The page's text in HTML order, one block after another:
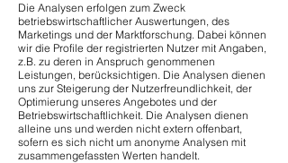
Die Analysen erfolgen zum Zweck
betriebswirtschaftlicher Auswertungen, des
Marketings und der Marktforschung. Dabei können
wir die Profile der registrierten Nutzer mit Angaben,
z.B. zu deren in Anspruch genommenen
Leistungen, berücksichtigen. Die Analysen dienen
uns zur Steigerung der Nutzerfreundlichkeit, der
Optimierung unseres Angebotes und der
Betriebswirtschaftlichkeit. Die Analysen dienen
alleine uns und werden nicht extern offenbart,
sofern es sich nicht um anonyme Analysen mit
zusammengefassten Werten handelt.